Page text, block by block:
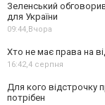
Зеленський
для України
09:44,Вчора
Хто не має права на
16:42,4 серпня
Для кого відстрочку
потрібен